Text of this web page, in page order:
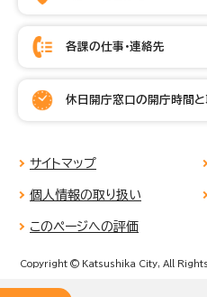
各課の仕事・連絡先
休日開庁窓口の開庁時間
サイトマップ
個人情報の取り扱い
このページへの評価
Copyright © Katsushika City, All